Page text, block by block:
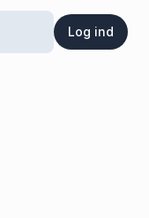
Log ind